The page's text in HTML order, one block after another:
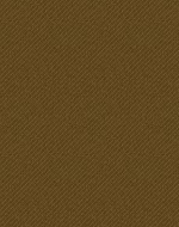
تاریخ شفاهی به